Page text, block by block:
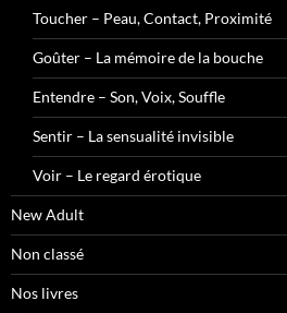
Toucher – Peau, Contact, Proximité
Goûter – La mémoire de la bouche
Entendre – Son, Voix, Souffle
Sentir – La sensualité invisible
Voir – Le regard érotique
New Adult
Non classé
Nos livres